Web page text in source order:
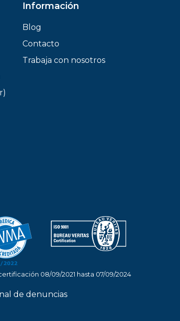
Información
Blog
Contacto
Trabaja con nosotros
08/09/2021 hasta 07/09/2024
de denuncias